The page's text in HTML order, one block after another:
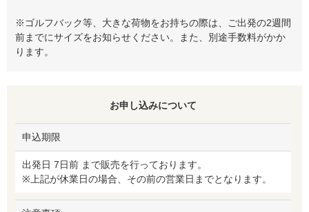
※ゴルフバック等、大きな荷物をお持ちの際は、ご出発の2週間
前までにサイズをお知らせください。また、別途手数料がかか
ります。
お申し込みについて
申込期限
出発日 7日前 まで販売を行っております。
※上記が休業日の場合、その前の営業日までとなります。